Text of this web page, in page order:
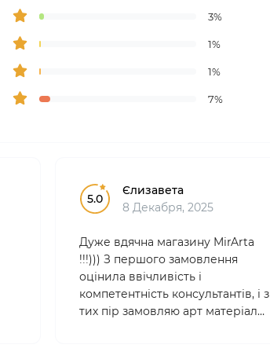
3%
1%
1%
7%
5.0
Єлизавета
8 Декабря, 2025
Дуже вдячна магазину MirArta
!!!))) З першого замовлення
оцінила ввічливість і
компетентність консультантів, і з
тих пір замовляю арт матеріали